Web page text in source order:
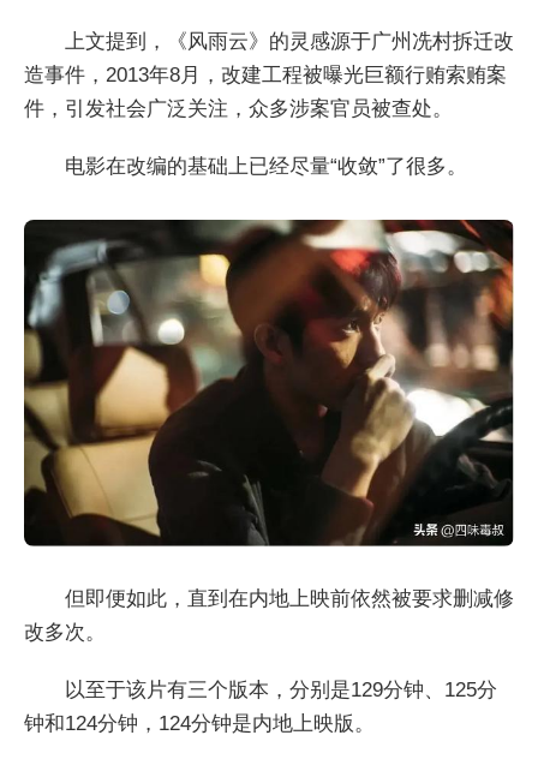
上文提到，《风雨云》的灵感源于广州冼村拆迁改
造事件，2013年8月，改建工程被曝光巨额行贿索贿案
件，引发社会广泛关注，众多涉案官员被查处。
电影在改编的基础上已经尽量“收敛”了很多。
但即便如此，直到在内地上映前依然被要求删减修
改多次。
以至于该片有三个版本，分别是129分钟、125分
钟和124分钟，124分钟是内地上映版。